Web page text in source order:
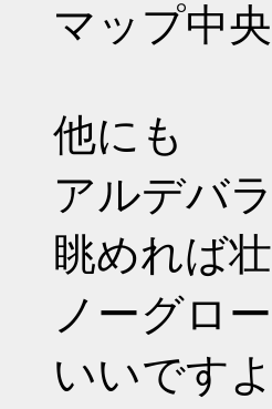
マップ中
他にも
アルデバ
眺めれば
ノーグロ
いいです